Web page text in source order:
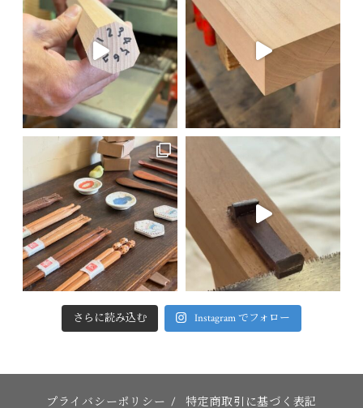
さらに読み込む Instagram でフォロー
プライバシーポリシー / 特定商取引に基づく表記